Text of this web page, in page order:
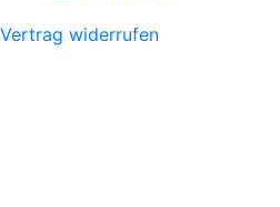
Vertrag widerrufen